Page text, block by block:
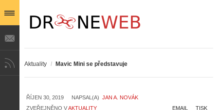
Aktuality / Mavic Mini se představuje
ŘÍJEN 30, 2019 NAPSAL(A) JAN A. NOVÁK
ZVEŘEJNĚNO VAKTUALITY TISK
EMAIL